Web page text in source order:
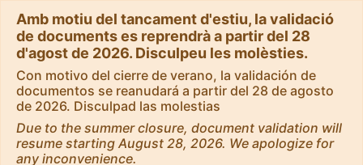
Amb motiu del tancament d'estiu, la validació
de documents es reprendrà a partir del 28
d'agost de 2026. Disculpeu les molèsties.
Con motivo del cierre de verano, la validación de
documentos se reanudará a partir del 28 de agosto
de 2026. Disculpad las molestias
Due to the summer closure, document validation will
resume starting August 28, 2026. We apologize for
any inconvenience.